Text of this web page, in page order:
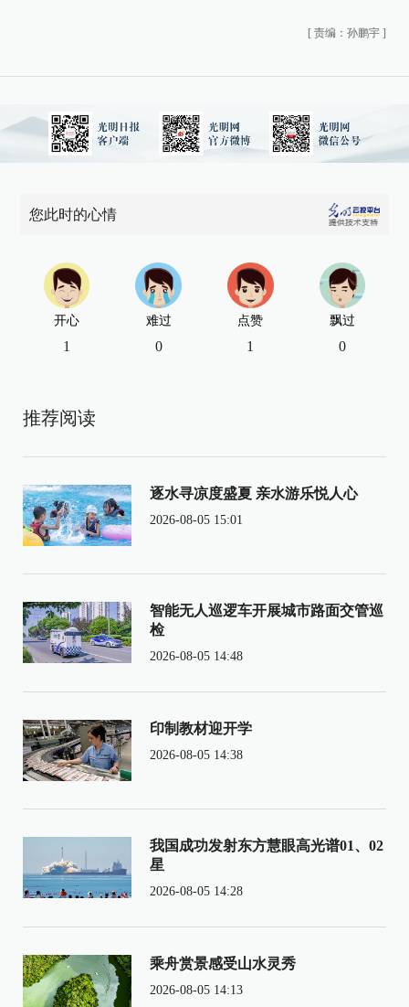
[ 责编：孙鹏宇 ]
您此时的心情
开心
1
难过
0
点赞
1
飘过
0
推荐阅读
逐水寻凉度盛夏 亲水游乐悦人心
2026-08-05 15:01
智能无人巡逻车开展城市路面交管巡
检
2026-08-05 14:48
印制教材迎开学
2026-08-05 14:38
我国成功发射东方慧眼高光谱01、02
星
2026-08-05 14:28
乘舟赏景感受山水灵秀
2026-08-05 14:13